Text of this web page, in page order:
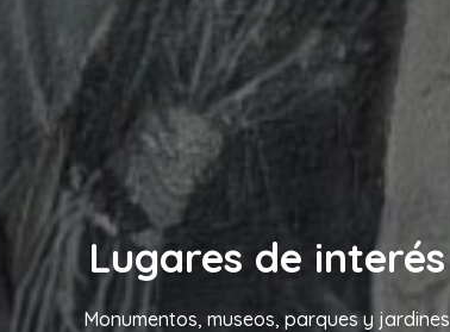
Lugares de interés
Monumentos, museos, parques y jardines